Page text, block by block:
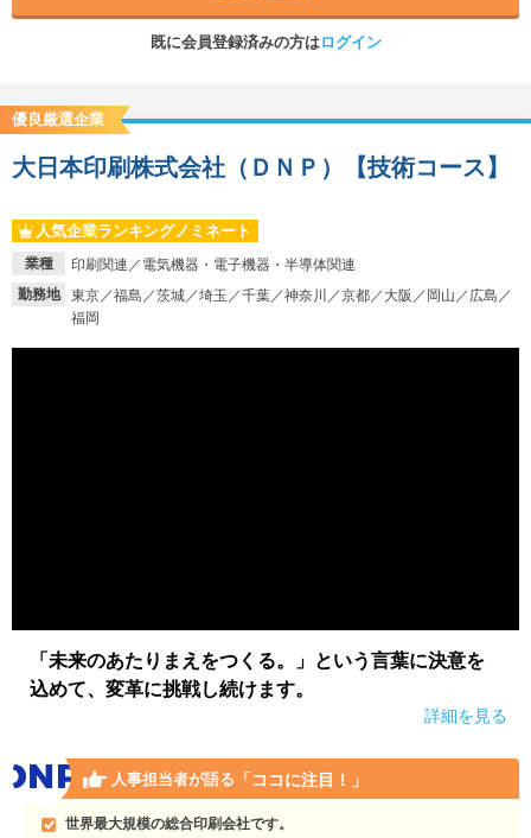
既に会員登録済みの方はログイン
優良厳選企業
業種
印刷関連／電気機器・電子機器・半導体関連
勤務地
東京／福島／茨城／埼玉／千葉／神奈川／京都／大阪／岡山／広島／
福岡
大日本印刷株式会社（ＤＮＰ）【技術コース】
人気企業ランキングノミネート
「未来のあたりまえをつくる。」という言葉に決意を
込めて、変革に挑戦し続けます。
詳細を見る
人事担当者が語る 「ココに注目！」
世界最大規模の総合印刷会社です。